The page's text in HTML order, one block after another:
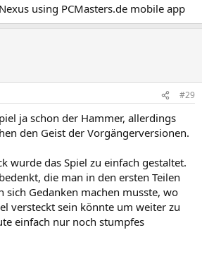
using PCMasters.de mobile app
#29
ja schon der Hammer, allerdings
den Geist der Vorgängerversionen.
wurde das Spiel zu einfach gestaltet.
die man in den ersten Teilen
sich Gedanken machen musste, wo
versteckt sein könnte um weiter zu
einfach nur noch stumpfes